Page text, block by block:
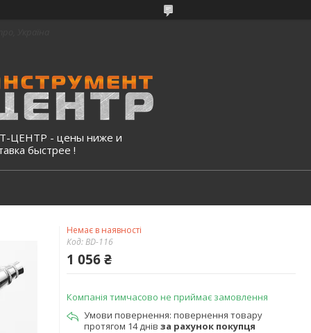
ЦЕНТР - цены ниже и
быстрее !
Немає в наявності
Код:BD-116
1 056 ₴
Компанія тимчасово не приймає замовлення
повернення товару
протягом 14 днів за рахунок покупця